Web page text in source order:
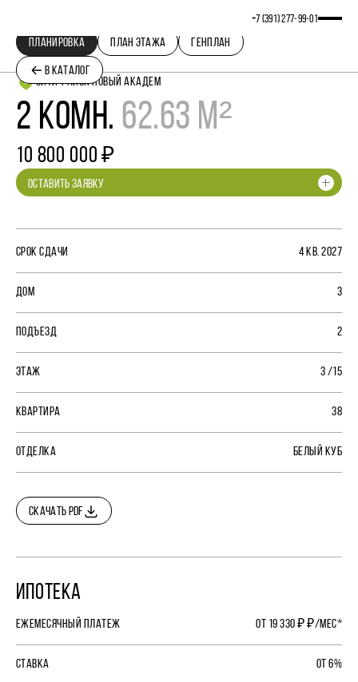
+7 (391) 277‒99‒01
В КАТАЛОГ
ПЛАНИРОВКА ПЛАН ЭТАЖА ГЕНПЛАН
СИТИ-РАЙОН НОВЫЙ АКАДЕМ
2 КОМН. 62.63 М²
10 800 000 ₽
ОСТАВИТЬ ЗАЯВКУ
СРОК СДАЧИ 4 КВ. 2027
ДОМ 3
ПОДЪЕЗД 2
ЭТАЖ 3 /15
КВАРТИРА 38
ОТДЕЛКА БЕЛЫЙ КУБ
СКАЧАТЬ PDF
ИПОТЕКА
ЕЖЕМЕСЯЧНЫЙ ПЛАТЕЖ ОТ 19 330 ₽ ₽/МЕС*
СТАВКА ОТ 6%